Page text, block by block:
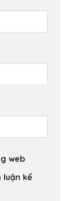
web
kế